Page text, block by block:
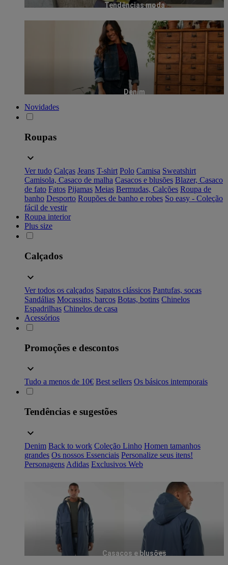
Tendências moda
Denim
Novidades
Roupas
Ver tudo Calças Jeans T-shirt Polo Camisa Sweatshirt
Camisola, Casaco de malha Casacos e blusões Blazer, Casaco
de fato Fatos Pijamas Meias Bermudas, Calções Roupa de
banho Desporto Roupões de banho e robes So easy - Coleção
fácil de vestir
Roupa interior
Plus size
Calçados
Ver todos os calçados Sapatos clássicos Pantufas, socas
Sandálias Mocassins, barcos Botas, botins Chinelos
Espadrilhas Chinelos de casa
Acessórios
Promoções e descontos
Tudo a menos de 10€ Best sellers Os básicos intemporais
Tendências e sugestões
Denim Back to work Coleção Linho Homen tamanhos
grandes Os nossos Essenciais Personalize seus itens!
Personagens Adidas Exclusivos Web
Casacos e blusões